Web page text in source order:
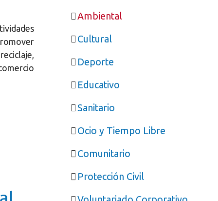
Ambiental
Cultural
Deporte
Educativo
Sanitario
Ocio y Tiempo Libre
Comunitario
Protección Civil